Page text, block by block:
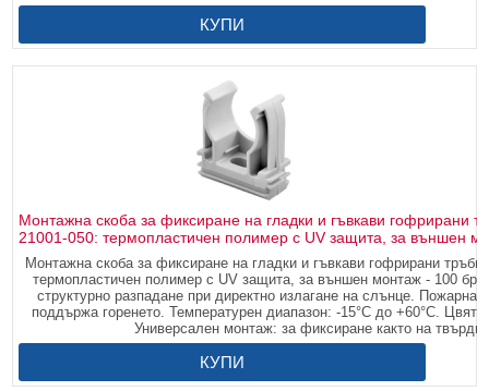
КУПИ
Монтажна скоба за фиксиране на гладки и гъвкави
21001-050: термопластичен полимер с UV защита, за външен
Монтажна скоба за фиксиране на гладки и гъвкави гофрирани
термопластичен полимер с UV защита, за външен монтаж - 100
структурно разпадане при директно излагане на слънце.
поддържа горенето. Температурен диапазон: -15°C до +60°C.
Универсален монтаж: за фиксиране както на
КУПИ